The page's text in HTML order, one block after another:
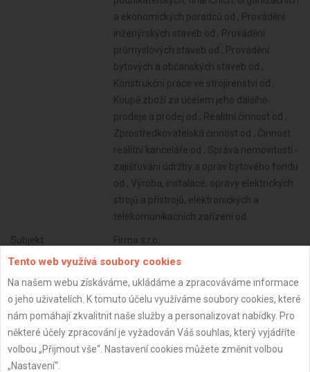
a ekonomických poradců od , Provádění
inženýrských staveb od , Provádění
průmyslových staveb od , Provádění
bytových a občanských staveb od ,
Konstrukční práce ve strojírenství od ,
Koupě zboží za účelem jeho dalšího
prodeje a prodej od , Realitní činnost od ,
Zprostředkovatelská činnost od , Činnost
realitní kanceláře od , Správa nemovitostí -
zajišťování údržby a oprav bytového fondu
od , Výroba, instalace, opravy elektrických
strojů a přístrojů, elektronických a
telekomunikačních zařízení od
Subjekt: Firma s.r.o.
DPH: Neplátce
Věk: 91 let
Datum registrace: 2.1.2021
Dostupnost:
Tento web využívá soubory cookies
Na našem webu získáváme, ukládáme a zpracováváme informace
o jeho uživatelích. K tomuto účelu využíváme soubory cookies, které
nám pomáhají zkvalitnit naše služby a personalizovat nabídky. Pro
některé účely zpracování je vyžadován Váš souhlas, který vyjádříte
volbou „Přijmout vše“. Nastavení cookies můžete změnit volbou
„Nastavení“.